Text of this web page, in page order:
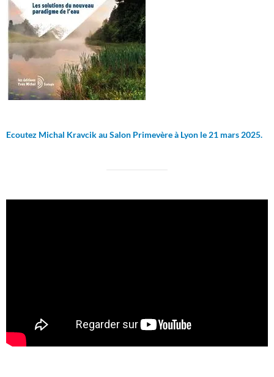
Ecoutez Michal Kravcik au Salon Primevère à Lyon le 21 mars 2025.